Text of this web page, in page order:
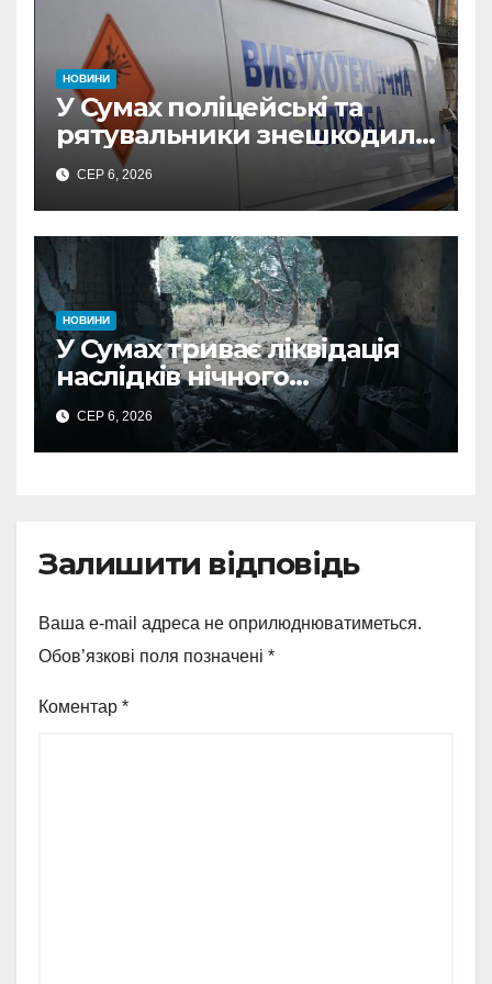
НОВИНИ
У Сумах поліцейські та
рятувальники знешкодили
500-кілограмову авіабомбу
росіян
СЕР 6, 2026
НОВИНИ
У Сумах триває ліквідація
наслідків нічного
масованого удару КАБами
СЕР 6, 2026
Залишити відповідь
Ваша e-mail адреса не оприлюднюватиметься.
Обов’язкові поля позначені *
Коментар *